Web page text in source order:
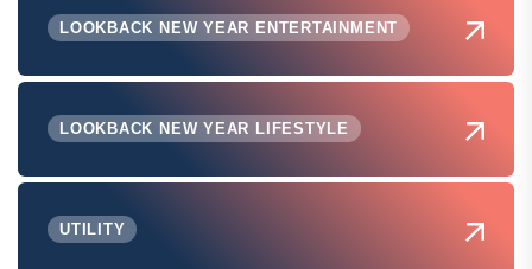
LOOKBACK NEW YEAR ENTERTAINMENT
LOOKBACK NEW YEAR LIFESTYLE
UTILITY